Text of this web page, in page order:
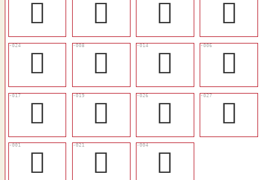
󳢃
𡙁 󷕆
󳢊
󳢋
󳡻 󳢁
󳡹
󳢄
󳢆 󳢍
󳢎
𤕤
󳢈 𠎛